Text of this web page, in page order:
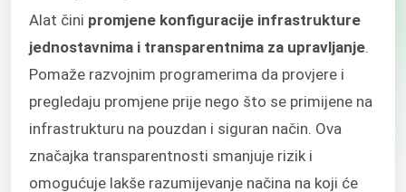
Alat čini promjene konfiguracije infrastrukture
jednostavnima i transparentnima za upravljanje
Pomaže razvojnim programerima da provjere i
pregledaju promjene prije nego što se primijene na
infrastrukturu na pouzdan i siguran način. Ova
značajka transparentnosti smanjuje rizik i
omogućuje lakše razumijevanje načina na koji će